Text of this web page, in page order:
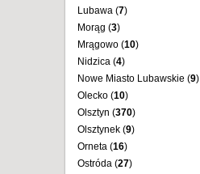
Lubawa (7)
Morąg (3)
Mrągowo (10)
Nidzica (4)
Nowe Miasto Lubawskie (9)
Olecko (10)
Olsztyn (370)
Olsztynek (9)
Orneta (16)
Ostróda (27)